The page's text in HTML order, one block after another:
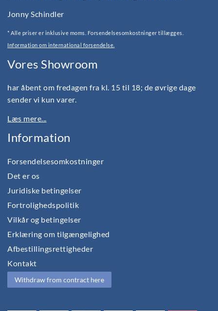
Jonny Schindler
* Alle priser er inklusive moms. Forsendelsesomkostninger tillægges.
Information om international forsendelse.
Vores Showroom
har åbent om fredagen fra kl. 15 til 18; de øvrige dage
sender vi kun varer.
Læs mere...
Information
Forsendelsesomkostninger
Det er os
Juridiske betingelser
Fortrolighedspolitik
Vilkår og betingelser
Erklæring om tilgængelighed
Afbestillingsrettigheder
Kontakt
Withdraw from contract here